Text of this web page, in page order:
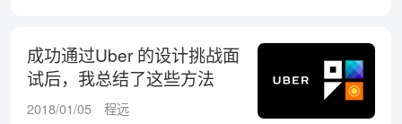
成功通过Uber 的设计挑战面
试后，我总结了这些方法
2018/01/05
程远